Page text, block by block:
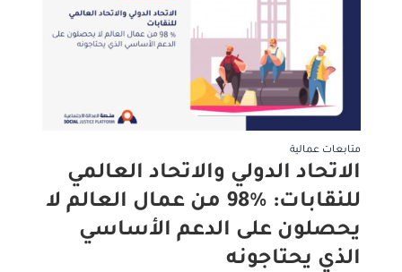
متابعات عمالية
الاتحاد الدولي والاتحاد العالمي
للنقابات: ٪98 من عمال العالم لا
يحصلون على الدعم الأساسي
الذي يحتاجونه